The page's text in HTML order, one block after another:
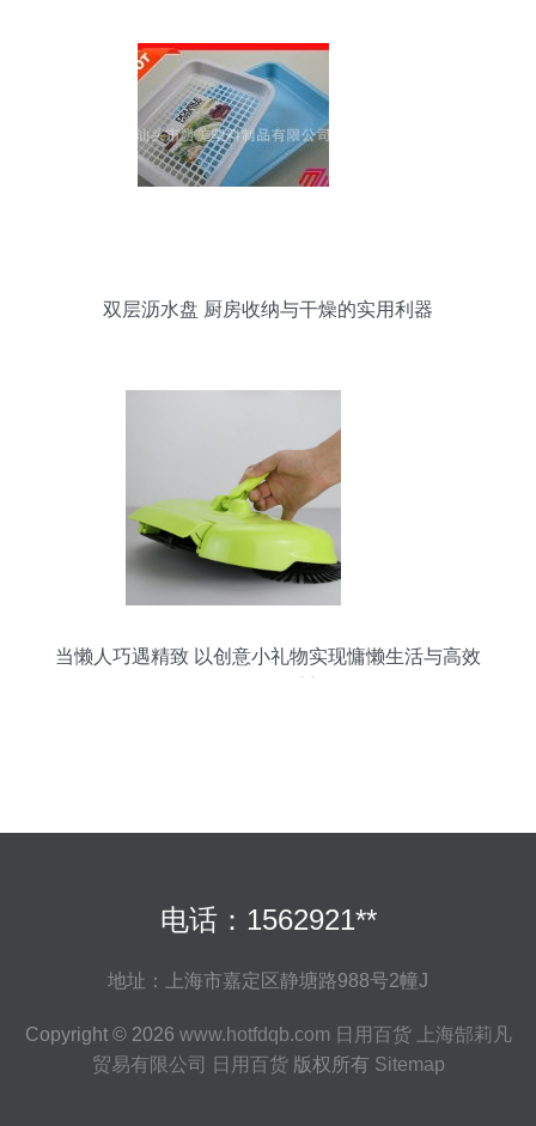
双层沥水盘 厨房收纳与干燥的实用利器
当懒人巧遇精致 以创意小礼物实现慵懒生活与高效
电话：1562921**
地址：上海市嘉定区静塘路988号2幢J
Copyright © 2026 www.hotfdqb.com 日用百货
上海郜莉凡
贸易有限公司
日用百货版权所有 Sitemap